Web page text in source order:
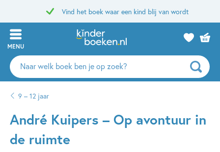
Vind het boek waar een kind blij van wordt
MENU
Zoeken
naar
auteurs
uitgevers
9 – 12 jaar
André Kuipers – Op avontuur in
de ruimte